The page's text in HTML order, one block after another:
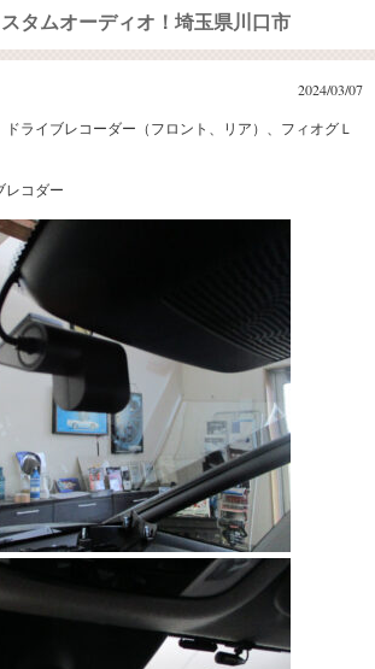
タムオーディオ！埼玉県川口市
2024/03/07
ドライブレコーダー（フロント、リア）、フィオグＬ
レコダー